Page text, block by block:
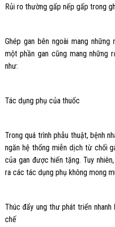
Rủi ro thường gấp nếp gấp trong
Ghép gan bên ngoài mang
một phần gan cũng mang những
như:
Tác dụng phụ của thuốc
Trong quá trình phẫu thuật, bệnh
ngăn hệ thống miễn dịch từ chối
của gan được hiến tặng. Tuy
ra các tác dụng phụ không mong
Thúc đẩy ung thư phát triển
chế